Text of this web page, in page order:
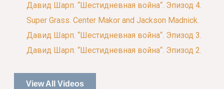
Давид Шарп. “Шестидневная война“. Эпизод 4.
Super Grass. Center Makor and Jackson Madnick.
Давид Шарп. “Шестидневная война“. Эпизод 3.
Давид Шарп. “Шестидневная война“. Эпизод 2.
View All Videos